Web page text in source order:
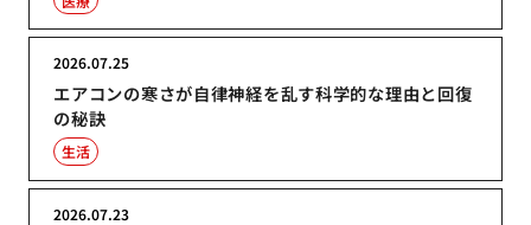
エアコンの寒さが自律神経を乱す科学的な理由と回復
の秘訣
2026.07.25
生活
2026.07.23